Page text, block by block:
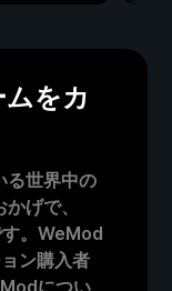
をカ
る世界中の
げで、
。WeMod
ン購入者